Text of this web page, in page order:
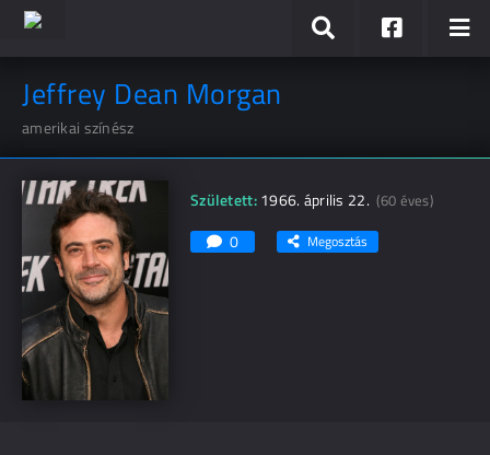
Jeffrey Dean Morgan
amerikai színész
Született:1966. április 22.(60 éves)
0 Megosztás